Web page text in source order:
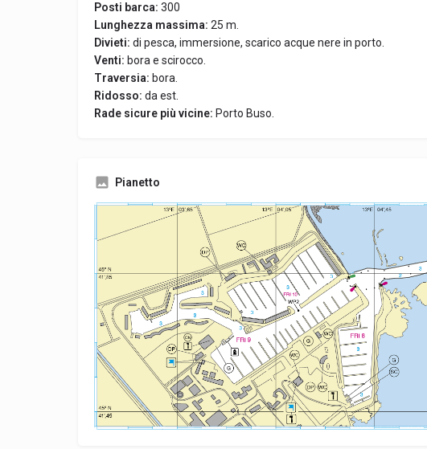
Posti barca: 300
Lunghezza massima: 25 m.
Divieti: di pesca, immersione, scarico acque nere in porto.
Venti: bora e scirocco.
Traversia: bora.
Ridosso: da est.
Rade sicure più vicine: Porto Buso.
Pianetto